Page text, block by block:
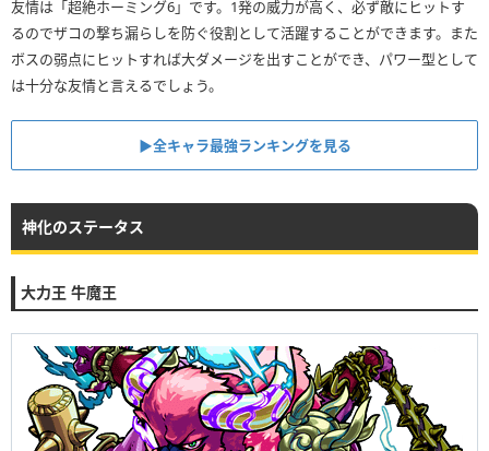
友情は「超絶ホーミング6」です。1発の威力が高く、必ず敵にヒットす
るのでザコの撃ち漏らしを防ぐ役割として活躍することができます。また
ボスの弱点にヒットすれば大ダメージを出すことができ、パワー型として
は十分な友情と言えるでしょう。
▶全キャラ最強ランキングを見る
神化のステータス
大力王 牛魔王